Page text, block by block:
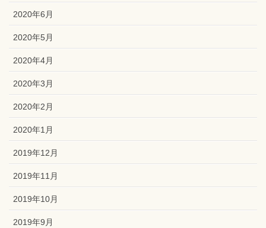
2020年6月
2020年5月
2020年4月
2020年3月
2020年2月
2020年1月
2019年12月
2019年11月
2019年10月
2019年9月